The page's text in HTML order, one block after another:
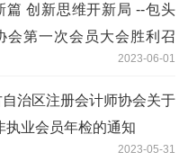
篇 创新思维开新局 --包头
会第一次会员大会胜利召
2023-06-01
治区注册会计师协会关于
执业会员年检的通知
2023-05-31